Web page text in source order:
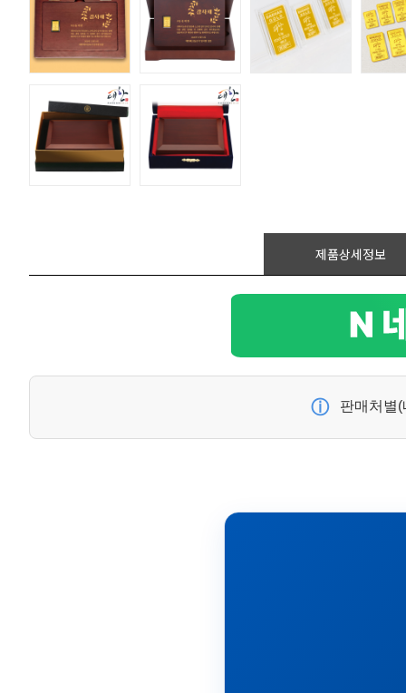
제품상세정보
ⓘ 판매처별